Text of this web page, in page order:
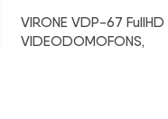
VIRONE VDP-67 FullHD
VIDEODOMOFONS,